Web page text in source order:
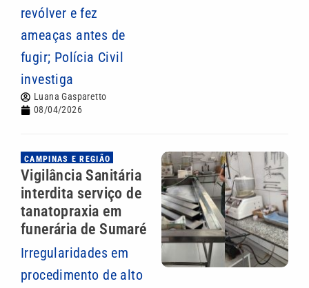
revólver e fez
ameaças antes de
fugir; Polícia Civil
investiga
Luana Gasparetto
08/04/2026
CAMPINAS E REGIÃO
Vigilância Sanitária
interdita serviço de
tanatopraxia em
funerária de Sumaré
Irregularidades em
procedimento de alto